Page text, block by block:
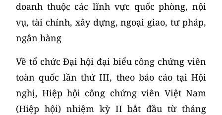
doanh thuộc các lĩnh vực quốc phòng, nội
vụ, tài chính, xây dựng, ngoại giao, tư pháp,
ngân hàng
Về tổ chức Đại hội đại biểu công chứng viên
toàn quốc lần thứ III, theo báo cáo tại Hội
nghị, Hiệp hội công chứng viên Việt Nam
(Hiệp hội) nhiệm kỳ II bắt đầu từ tháng